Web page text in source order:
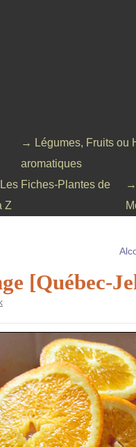
→ Légumes, Fruits ou
aromatiques
Fiches-Plantes de
Z
→
[Québec-